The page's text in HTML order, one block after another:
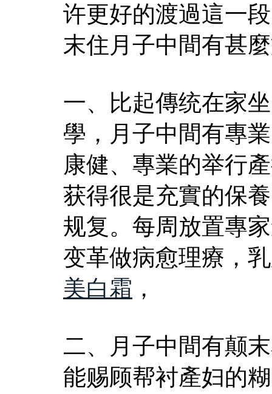
许更好的渡過這一
末住月子中間有甚
一、比起傳统在家
學，月子中間有專
康健、專業的举行
获得很是充實的保
规复。每周放置專
变革做病愈理療，
美白霜 ，
二、月子中間有颠
能赐顾帮衬產妇的